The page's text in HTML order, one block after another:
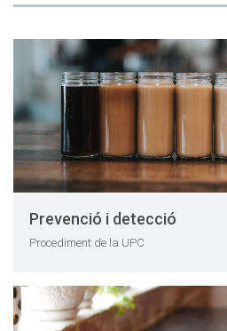
Prevenció i detecció
Procediment de la UPC